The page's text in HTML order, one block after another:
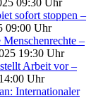
sofort stoppen –
09:00 Uhr
–
19:30 Uhr
Arbeit vor –
Uhr
Internationaler